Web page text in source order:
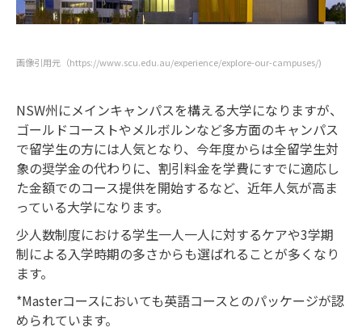
画像引用元（https://www.scu.edu.au/experience/explore-our-campuses/)
NSW州にメインキャンパスを構える大学になりますが、
ゴールドコーストやメルボルンなど多方面のキャンパス
で留学生の方には人気となり、今年度からは全留学生対
象の奨学金の代わりに、割引料金を学費にすでに適応し
た金額でのコース提供を開始するなど、近年人気が高ま
っている大学になります。
少人数制度における学生一人一人に対するケアや3学期
制による入学時期の多さからも選ばれることが多くなり
ます。
*Masterコースにおいても英語コースとのパッケージが認
められています。